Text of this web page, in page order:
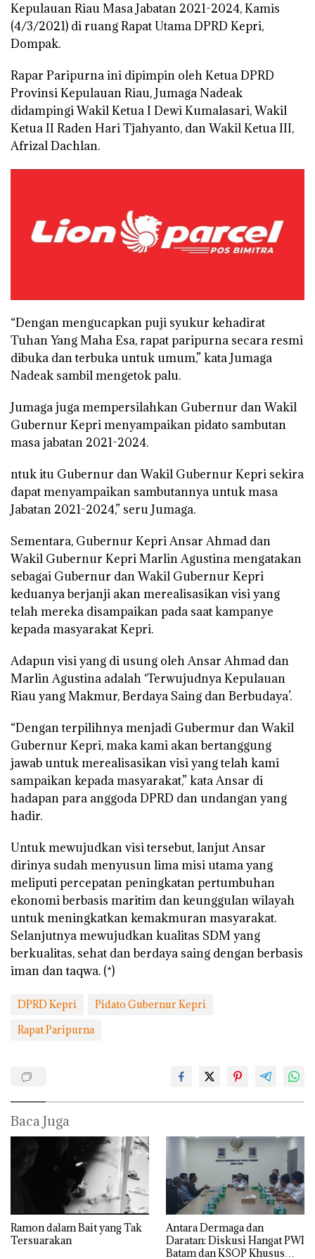
Kepulauan Riau Masa Jabatan 2021-2024, Kamis
(4/3/2021) di ruang Rapat Utama DPRD Kepri,
Dompak.
Rapar Paripurna ini dipimpin oleh Ketua DPRD
Provinsi Kepulauan Riau, Jumaga Nadeak
didampingi Wakil Ketua I Dewi Kumalasari, Wakil
Ketua II Raden Hari Tjahyanto, dan Wakil Ketua III,
Afrizal Dachlan.
“Dengan mengucapkan puji syukur kehadirat
Tuhan Yang Maha Esa, rapat paripurna secara resmi
dibuka dan terbuka untuk umum,” kata Jumaga
Nadeak sambil mengetok palu.
Jumaga juga mempersilahkan Gubernur dan Wakil
Gubernur Kepri menyampaikan pidato sambutan
masa jabatan 2021-2024.
ntuk itu Gubernur dan Wakil Gubernur Kepri sekira
dapat menyampaikan sambutannya untuk masa
Jabatan 2021-2024,” seru Jumaga.
Sementara, Gubernur Kepri Ansar Ahmad dan
Wakil Gubernur Kepri Marlin Agustina mengatakan
sebagai Gubernur dan Wakil Gubernur Kepri
keduanya berjanji akan merealisasikan visi yang
telah mereka disampaikan pada saat kampanye
kepada masyarakat Kepri.
Adapun visi yang di usung oleh Ansar Ahmad dan
Marlin Agustina adalah ‘Terwujudnya Kepulauan
Riau yang Makmur, Berdaya Saing dan Berbudaya’.
“Dengan terpilihnya menjadi Gubermur dan Wakil
Gubernur Kepri, maka kami akan bertanggung
jawab untuk merealisasikan visi yang telah kami
sampaikan kepada masyarakat,” kata Ansar di
hadapan para anggoda DPRD dan undangan yang
hadir.
Untuk mewujudkan visi tersebut, lanjut Ansar
dirinya sudah menyusun lima misi utama yang
meliputi percepatan peningkatan pertumbuhan
ekonomi berbasis maritim dan keunggulan wilayah
untuk meningkatkan kemakmuran masyarakat.
Selanjutnya mewujudkan kualitas SDM yang
berkualitas, sehat dan berdaya saing dengan berbasis
iman dan taqwa. (*)
DPRD Kepri
Pidato Gubernur Kepri
Rapat Paripurna
Baca Juga
Ramon dalam Bait yang Tak
Tersuarakan
Antara Dermaga dan
Daratan: Diskusi Hangat PWI
Batam dan KSOP Khusus